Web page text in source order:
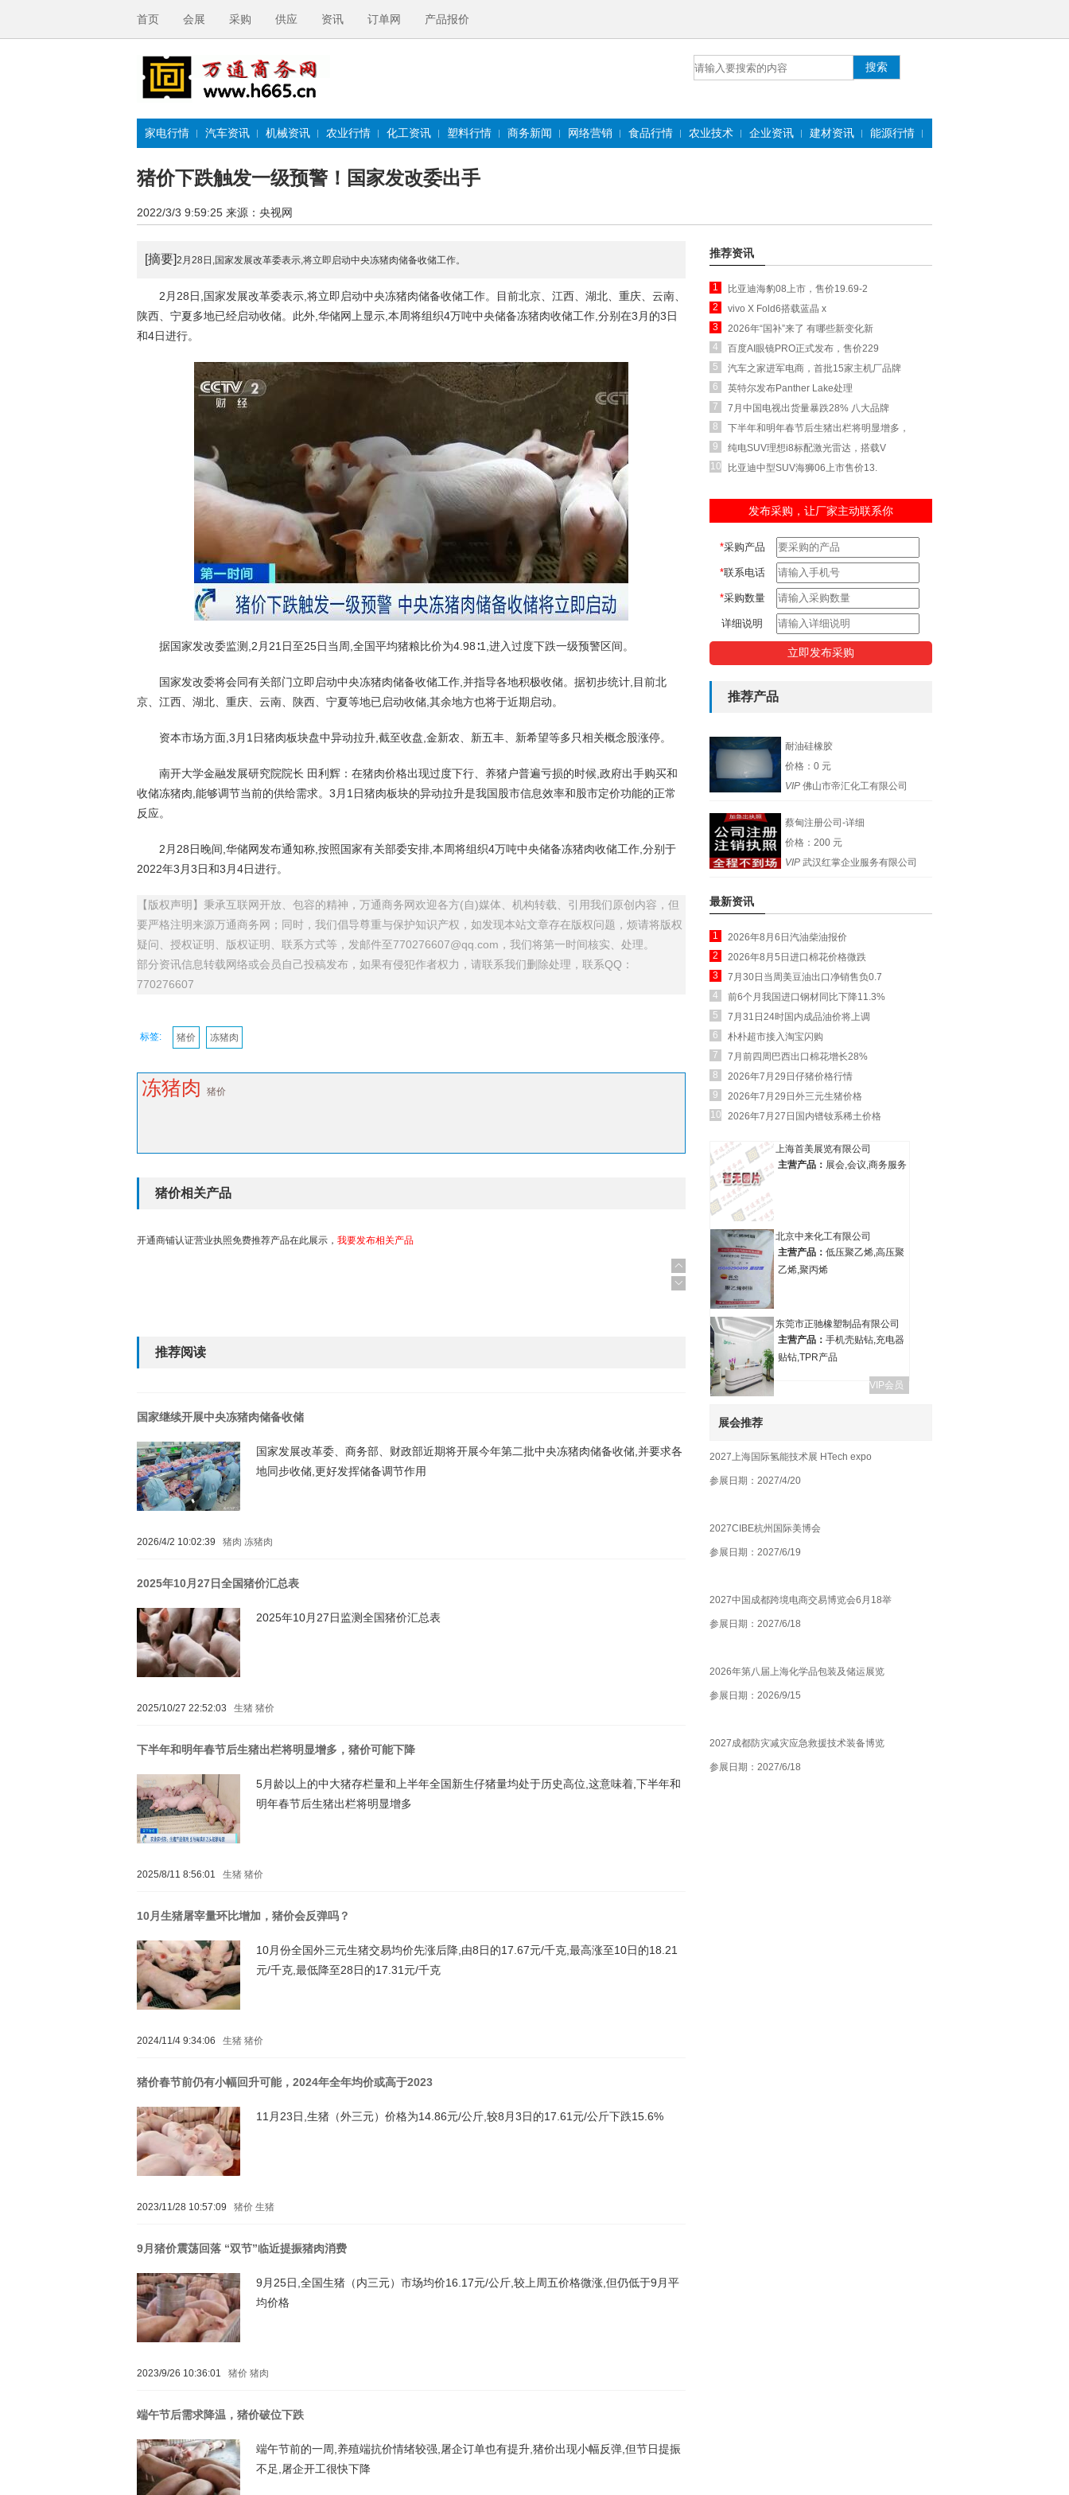
首页 会展 采购 供应 资讯 订单网 产品报价
家电行情 汽车资讯 机械资讯 农业行情 化工资讯 塑料行情 商务新闻 网络营销 食品行情 农业技术 企业资讯 建材资讯 能源行情
猪价下跌触发一级预警！国家发改委出手
2022/3/3 9:59:25 来源：央视网
[摘要]2月28日,国家发展改革委表示,将立即启动中央冻猪肉储备收储工作。
2月28日,国家发展改革委表示,将立即启动中央冻猪肉储备收储工作。目前北京、江西、湖北、重庆、云南、
陕西、宁夏多地已经启动收储。此外,华储网上显示,本周将组织4万吨中央储备冻猪肉收储工作,分别在3月的3日
和4日进行。
据国家发改委监测,2月21日至25日当周,全国平均猪粮比价为4.98∶1,进入过度下跌一级预警区间。
国家发改委将会同有关部门立即启动中央冻猪肉储备收储工作,并指导各地积极收储。据初步统计,目前北
京、江西、湖北、重庆、云南、陕西、宁夏等地已启动收储,其余地方也将于近期启动。
资本市场方面,3月1日猪肉板块盘中异动拉升,截至收盘,金新农、新五丰、新希望等多只相关概念股涨停。
南开大学金融发展研究院院长 田利辉：在猪肉价格出现过度下行、养猪户普遍亏损的时候,政府出手购买和
收储冻猪肉,能够调节当前的供给需求。3月1日猪肉板块的异动拉升是我国股市信息效率和股市定价功能的正常
反应。
2月28日晚间,华储网发布通知称,按照国家有关部委安排,本周将组织4万吨中央储备冻猪肉收储工作,分别于
2022年3月3日和3月4日进行。
【版权声明】秉承互联网开放、包容的精神，万通商务网欢迎各方(自)媒体、机构转载、引用我们原创内容，但
要严格注明来源万通商务网；同时，我们倡导尊重与保护知识产权，如发现本站文章存在版权问题，烦请将版权
疑问、授权证明、版权证明、联系方式等，发邮件至770276607@qq.com，我们将第一时间核实、处理。
部分资讯信息转载网络或会员自己投稿发布，如果有侵犯作者权力，请联系我们删除处理，联系QQ：
770276607
标签: 猪价 冻猪肉
冻猪肉 猪价
猪价相关产品
开通商铺认证营业执照免费推荐产品在此展示， 我要发布相关产品
推荐阅读
国家继续开展中央冻猪肉储备收储
国家发展改革委、商务部、财政部近期将开展今年第二批中央冻猪肉储备收储,并要求各
地同步收储,更好发挥储备调节作用
2026/4/2 10:02:39 猪肉 冻猪肉
2025年10月27日全国猪价汇总表
2025年10月27日监测全国猪价汇总表
2025/10/27 22:52:03 生猪 猪价
下半年和明年春节后生猪出栏将明显增多，猪价可能下降
5月龄以上的中大猪存栏量和上半年全国新生仔猪量均处于历史高位,这意味着,下半年和
明年春节后生猪出栏将明显增多
2025/8/11 8:56:01 生猪 猪价
10月生猪屠宰量环比增加，猪价会反弹吗？
10月份全国外三元生猪交易均价先涨后降,由8日的17.67元/千克,最高涨至10日的18.21
元/千克,最低降至28日的17.31元/千克
2024/11/4 9:34:06 生猪 猪价
猪价春节前仍有小幅回升可能，2024年全年均价或高于2023
11月23日,生猪（外三元）价格为14.86元/公斤,较8月3日的17.61元/公斤下跌15.6%
2023/11/28 10:57:09 猪价 生猪
9月猪价震荡回落 “双节”临近提振猪肉消费
9月25日,全国生猪（内三元）市场均价16.17元/公斤,较上周五价格微涨,但仍低于9月平
均价格
2023/9/26 10:36:01 猪价 猪肉
端午节后需求降温，猪价破位下跌
端午节前的一周,养殖端抗价情绪较强,屠企订单也有提升,猪价出现小幅反弹,但节日提振
不足,屠企开工很快下降
推荐资讯
1
比亚迪海豹08上市，售价19.69-2
2
vivo X Fold6搭载蓝晶 x
3
2026年“国补”来了 有哪些新变化新
4
百度AI眼镜PRO正式发布，售价229
5
汽车之家进军电商，首批15家主机厂品牌
6
英特尔发布Panther Lake处理
7
7月中国电视出货量暴跌28% 八大品牌
8
下半年和明年春节后生猪出栏将明显增多，
9
纯电SUV理想i8标配激光雷达，搭载V
10
比亚迪中型SUV海狮06上市售价13.
发布采购，让厂家主动联系你
*采购产品
*联系电话
*采购数量
详细说明
推荐产品
耐油硅橡胶
价格：0 元
VIP 佛山市帝汇化工有限公司
蔡甸注册公司-详细
价格：200 元
VIP 武汉红掌企业服务有限公司
最新资讯
1
2026年8月6日汽油柴油报价
2
2026年8月5日进口棉花价格微跌
3
7月30日当周美豆油出口净销售负0.7
4
前6个月我国进口钢材同比下降11.3%
5
7月31日24时国内成品油价将上调
6
朴朴超市接入淘宝闪购
7
7月前四周巴西出口棉花增长28%
8
2026年7月29日仔猪价格行情
9
2026年7月29日外三元生猪价格
10
2026年7月27日国内镨钕系稀土价格
VIP会员
上海首美展览有限公司
主营产品： 展会,会议,商务服务
北京中来化工有限公司
主营产品： 低压聚乙烯,高压聚
乙烯,聚丙烯
东莞市正驰橡塑制品有限公司
主营产品： 手机壳贴钻,充电器
贴钻,TPR产品
展会推荐
2027上海国际氢能技术展 HTech expo
2027
参展日期：2027/4/20
2027CIBE杭州国际美博会
参展日期：2027/6/19
2027中国成都跨境电商交易博览会6月18举
办
参展日期：2027/6/18
2026年第八届上海化学品包装及储运展览
会
参展日期：2026/9/15
2027成都防灾减灾应急救援技术装备博览
会6月18举办
参展日期：2027/6/18